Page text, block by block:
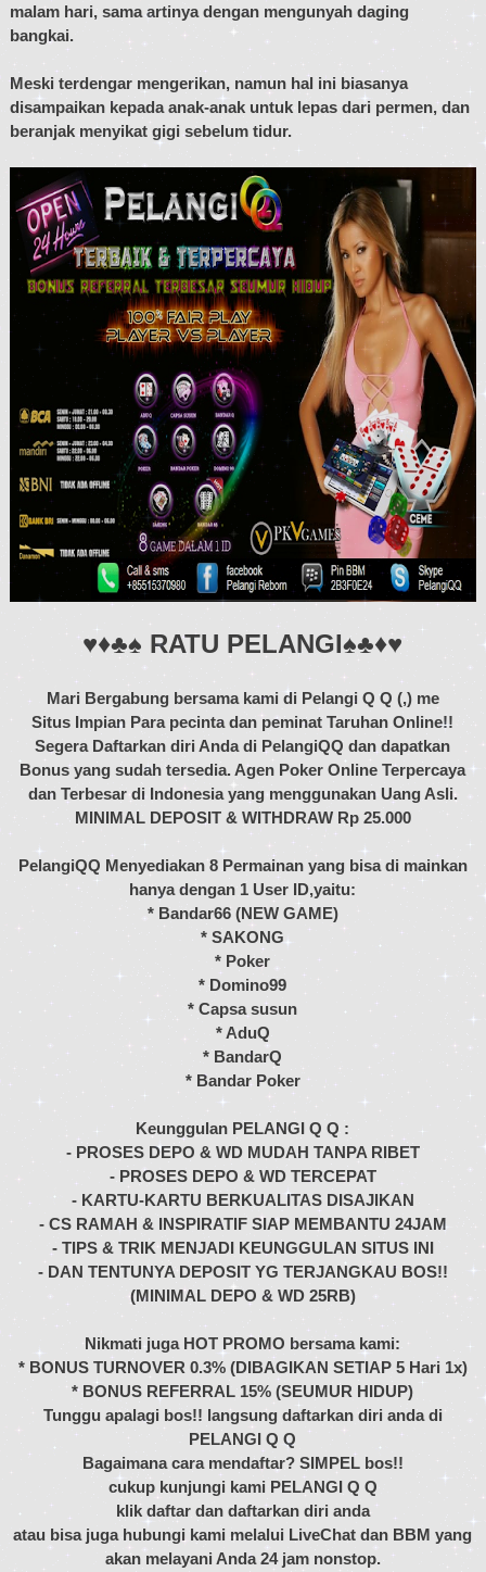
malam hari, sama artinya dengan mengunyah daging
bangkai.
Meski terdengar mengerikan, namun hal ini biasanya
disampaikan kepada anak-anak untuk lepas dari permen, dan
beranjak menyikat gigi sebelum tidur.
♥♦♣♠ RATU PELANGI♠♣♦♥
Mari Bergabung bersama kami di Pelangi Q Q (,) me
Situs Impian Para pecinta dan peminat Taruhan Online!!
Segera Daftarkan diri Anda di PelangiQQ dan dapatkan
Bonus yang sudah tersedia. Agen Poker Online Terpercaya
dan Terbesar di Indonesia yang menggunakan Uang Asli.
MINIMAL DEPOSIT & WITHDRAW Rp 25.000
PelangiQQ Menyediakan 8 Permainan yang bisa di mainkan
hanya dengan 1 User ID,yaitu:
* Bandar66 (NEW GAME)
* SAKONG
* Poker
* Domino99
* Capsa susun
* AduQ
* BandarQ
* Bandar Poker
Keunggulan PELANGI Q Q :
- PROSES DEPO & WD MUDAH TANPA RIBET
- PROSES DEPO & WD TERCEPAT
- KARTU-KARTU BERKUALITAS DISAJIKAN
- CS RAMAH & INSPIRATIF SIAP MEMBANTU 24JAM
- TIPS & TRIK MENJADI KEUNGGULAN SITUS INI
- DAN TENTUNYA DEPOSIT YG TERJANGKAU BOS!!
(MINIMAL DEPO & WD 25RB)
Nikmati juga HOT PROMO bersama kami:
* BONUS TURNOVER 0.3% (DIBAGIKAN SETIAP 5 Hari 1x)
* BONUS REFERRAL 15% (SEUMUR HIDUP)
Tunggu apalagi bos!! langsung daftarkan diri anda di
PELANGI Q Q
Bagaimana cara mendaftar? SIMPEL bos!!
cukup kunjungi kami PELANGI Q Q
klik daftar dan daftarkan diri anda
atau bisa juga hubungi kami melalui LiveChat dan BBM yang
akan melayani Anda 24 jam nonstop.